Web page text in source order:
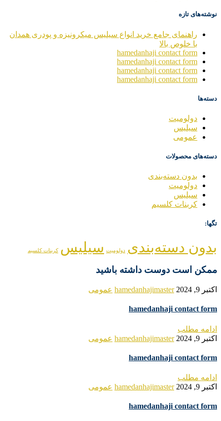
نوشته‌های تازه
راهنمای جامع خرید انواع سیلیس میکرونیزه و پودری همدان
با خلوص بالا
hamedanhaji contact form
hamedanhaji contact form
hamedanhaji contact form
hamedanhaji contact form
دسته‌ها
دولومیت
سیلیس
عمومی
دسته‌های محصولات
بدون دسته‌بندی
دولومیت
سیلیس
کربنات کلسیم
تگها:
بدون دسته‌بندی دولومیت سیلیس کربنات کلسیم
ممکن است دوست داشته باشید
اکتبر 9, 2024 hamedanhajimaster عمومی
hamedanhaji contact form
ادامه مطلب
اکتبر 9, 2024
hamedanhajimaster عمومی
hamedanhaji contact form
ادامه مطلب
اکتبر 9, 2024
hamedanhajimaster عمومی
hamedanhaji contact form